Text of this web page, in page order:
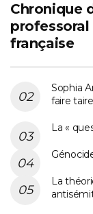
Chronique
française
Sophia
faire taire
La «
La